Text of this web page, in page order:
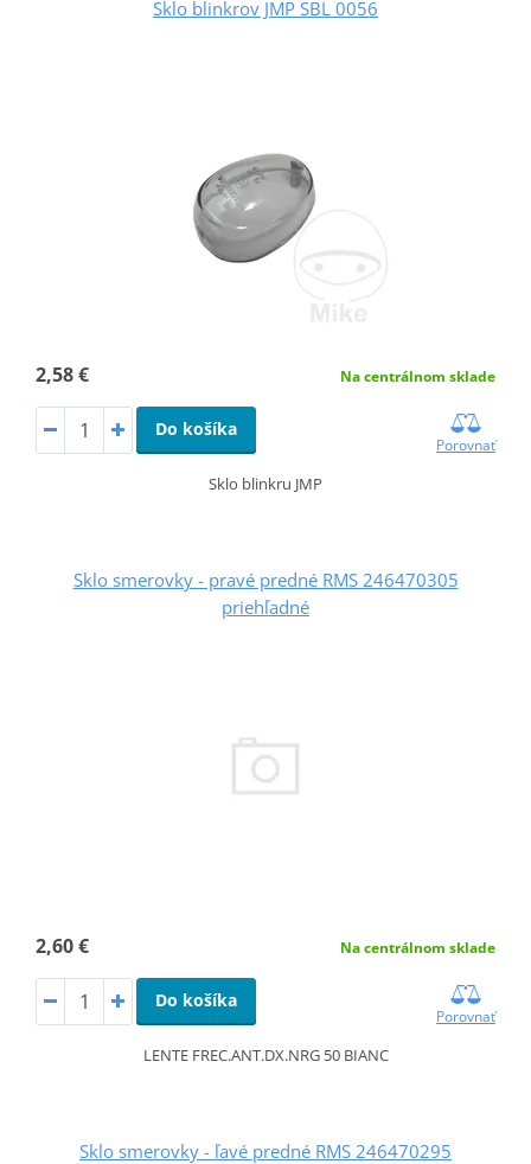
Sklo blinkrov JMP SBL 0056
2,58 € Na centrálnom sklade
Do košíka
Porovnať
Sklo blinkru JMP
Sklo smerovky - pravé predné RMS 246470305
priehľadné
2,60 € Na centrálnom sklade
Do košíka
Porovnať
LENTE FREC.ANT.DX.NRG 50 BIANC
Sklo smerovky - ľavé predné RMS 246470295